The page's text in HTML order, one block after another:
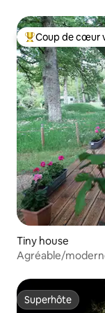
Coups de cœur
Coup de cœur
Tiny house
Agréable/
Superhôte
Superhôte